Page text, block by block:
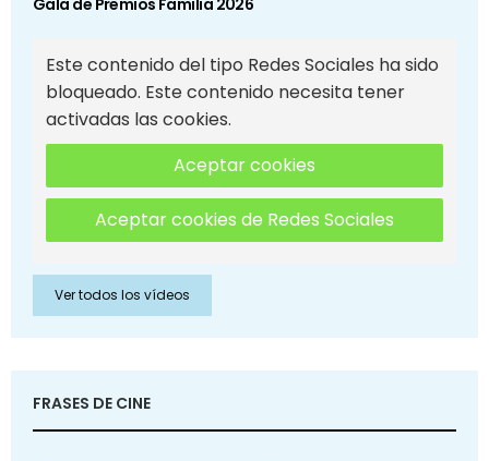
Gala de Premios Familia 2026
Este contenido del tipo Redes Sociales ha sido
bloqueado. Este contenido necesita tener
activadas las cookies.
Aceptar cookies
Aceptar cookies de Redes Sociales
Ver todos los vídeos
FRASES DE CINE